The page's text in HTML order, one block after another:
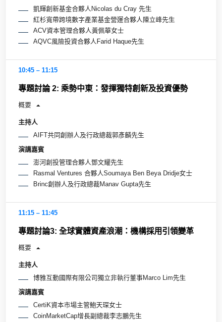
凱輝創新基金合夥人Nicolas du Cray 先生
紅杉寬帶跨境數字產業基金營運合夥人陳立峰先生
ACV資本管理合夥人黃佩華女士
AQVC風險投資合夥人Farid Haque先生
10:45 – 11:15
專題討論 2: 乘勢中東：發揮獨特創新及投資優勢
概要
主持人
AIFT共同創辦人及行政總裁郭彥麟先生
演講嘉賓
澎河創投管理合夥人鄧文耀先生
Rasmal Ventures 合夥人Soumaya Ben Beya Dridje女士
Brinc創辦人及行政總裁Manav Gupta先生
11:15 – 11:45
專題討論3: 全球實體資產浪潮：機構採用引領變革
概要
主持人
博雅互動國際有限公司獨立非執行董事Marco Lim先生
演講嘉賓
CertiK資本市場主管鮑天琛女士
CoinMarketCap增長副總裁李志鵬先生